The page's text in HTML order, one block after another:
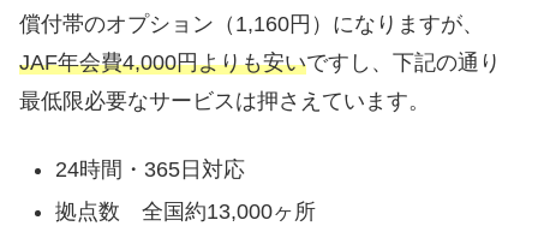
償付帯のオプション（1,160円）になりますが、
JAF年会費4,000円よりも安いですし、下記の通り
最低限必要なサービスは押さえています。
24時間・365日対応
拠点数 全国約13,000ヶ所